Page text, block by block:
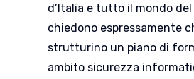
d’Italia e tutto il mondo del
chiedono espressamente
strutturino un piano di
ambito sicurezza